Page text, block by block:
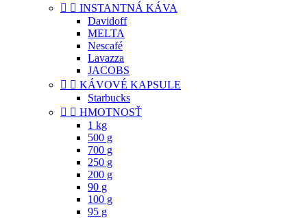
  INSTANTNÁ KÁVA
Davidoff
MELTA
Nescafé
Lavazza
JACOBS
  KÁVOVÉ KAPSULE
Starbucks
  HMOTNOSŤ
1 kg
500 g
700 g
250 g
200 g
90 g
100 g
95 g